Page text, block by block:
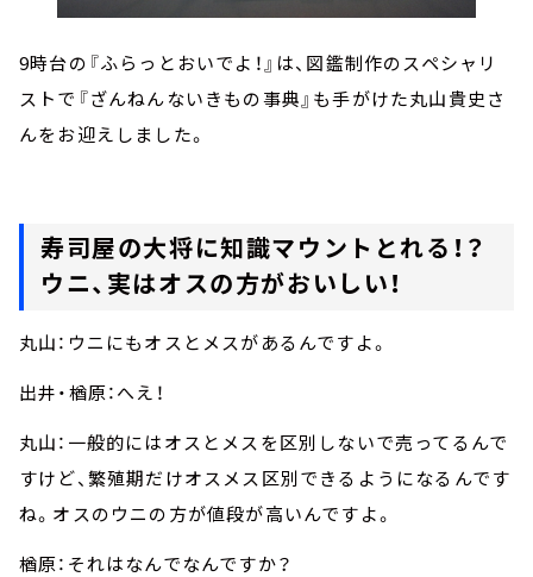
9時台の『ふらっとおいでよ！』は、図鑑制作のスペシャリ
ストで『ざんねんないきもの事典』も手がけた丸山貴史さ
んをお迎えしました。
寿司屋の大将に知識マウントとれる！？
ウニ、実はオスの方がおいしい！
丸山：ウニにもオスとメスがあるんですよ。
出井・楢原：へえ！
丸山：一般的にはオスとメスを区別しないで売ってるんで
すけど、繁殖期だけオスメス区別できるようになるんです
ね。オスのウニの方が値段が高いんですよ。
楢原：それはなんでなんですか？